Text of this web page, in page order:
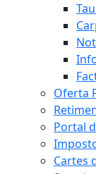
Oferta
Portal
Cartes